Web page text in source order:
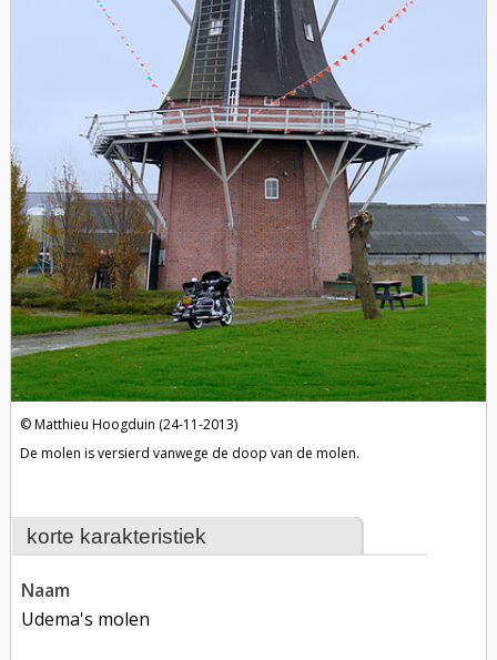
korte karakteristiek
naam
Udema's molen
Matthieu Hoogduin (24-11-2013)
De molen is versierd vanwege de doop van de molen.